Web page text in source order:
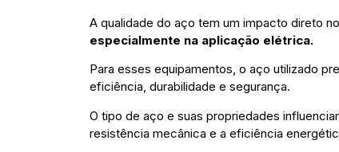
A qualidade do aço tem um impacto direto
especialmente na aplicação elétrica.
Para esses equipamentos, o aço utilizado
eficiência, durabilidade e segurança.
O tipo de aço e suas propriedades
resistência mecânica e a eficiência